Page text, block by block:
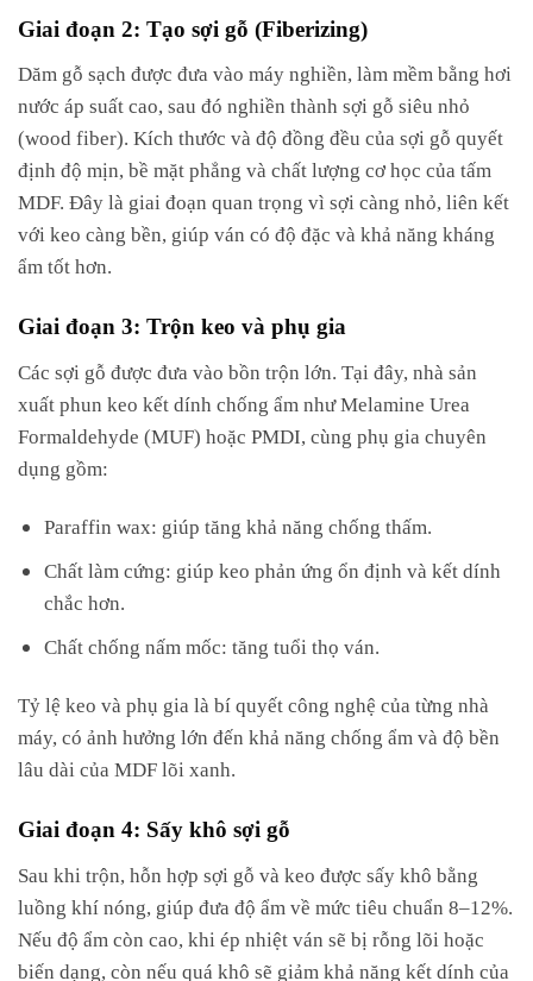
Giai đoạn 2: Tạo sợi gỗ (Fiberizing)
Dăm gỗ sạch được đưa vào máy nghiền, làm mềm bằng hơi
nước áp suất cao, sau đó nghiền thành sợi gỗ siêu nhỏ
(wood fiber). Kích thước và độ đồng đều của sợi gỗ quyết
định độ mịn, bề mặt phẳng và chất lượng cơ học của tấm
MDF. Đây là giai đoạn quan trọng vì sợi càng nhỏ, liên kết
với keo càng bền, giúp ván có độ đặc và khả năng kháng
ẩm tốt hơn.
Giai đoạn 3: Trộn keo và phụ gia
Các sợi gỗ được đưa vào bồn trộn lớn. Tại đây, nhà sản
xuất phun keo kết dính chống ẩm như Melamine Urea
Formaldehyde (MUF) hoặc PMDI, cùng phụ gia chuyên
dụng gồm:
Paraffin wax: giúp tăng khả năng chống thấm.
Chất làm cứng: giúp keo phản ứng ổn định và kết dính
chắc hơn.
Chất chống nấm mốc: tăng tuổi thọ ván.
Tỷ lệ keo và phụ gia là bí quyết công nghệ của từng nhà
máy, có ảnh hưởng lớn đến khả năng chống ẩm và độ bền
lâu dài của MDF lõi xanh.
Giai đoạn 4: Sấy khô sợi gỗ
Sau khi trộn, hỗn hợp sợi gỗ và keo được sấy khô bằng
luồng khí nóng, giúp đưa độ ẩm về mức tiêu chuẩn 8–12%.
Nếu độ ẩm còn cao, khi ép nhiệt ván sẽ bị rỗng lõi hoặc
biến dạng, còn nếu quá khô sẽ giảm khả năng kết dính của